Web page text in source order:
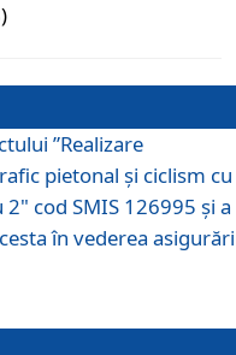
”Realizare
pietonal și ciclism cu
cod SMIS 126995 și a
în vederea